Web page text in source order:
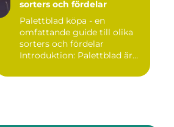
sorters och fördelar
Palettblad köpa - en
omfattande guide till olika
sorters och fördelar
Introduktion: Palettblad är